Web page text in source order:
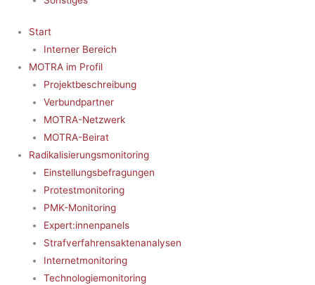
Start
Interner Bereich
MOTRA im Profil
Projektbeschreibung
Verbundpartner
MOTRA-Netzwerk
MOTRA-Beirat
Radikalisierungsmonitoring
Einstellungsbefragungen
Protestmonitoring
PMK-Monitoring
Expert:innenpanels
Strafverfahrensaktenanalysen
Internetmonitoring
Technologiemonitoring